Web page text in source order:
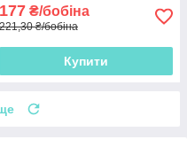
177 ₴/бобіна
221,30 ₴/бобіна
Купити